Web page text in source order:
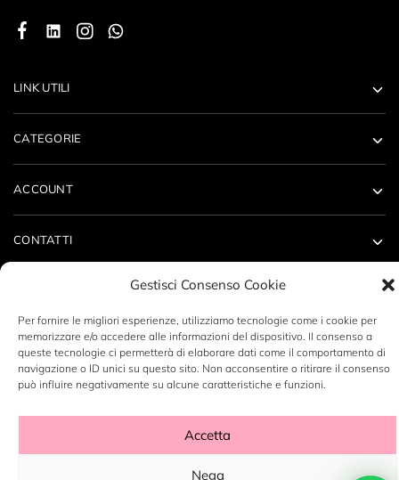
Gestisci Consenso Cookie
Per fornire le migliori esperienze, utilizziamo tecnologie come i cookie per
memorizzare e/o accedere alle informazioni del dispositivo. Il consenso a
queste tecnologie ci permetterà di elaborare dati come il comportamento di
navigazione o ID unici su questo sito. Non acconsentire o ritirare il consenso
può influire negativamente su alcune caratteristiche e funzioni.
Accetta
Nega
LINK UTILI
CATEGORIE
ACCOUNT
CONTATTI
Copyright ©2023 LABORATORIO N14 SRL - P.Iva: 12496530960
- ByDeZign Art